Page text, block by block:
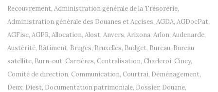
Recouvrement, Administration générale de la Trésorerie,
Administration générale des Douanes et Accises, AGDA, AGDocPat,
AGFisc, AGPR, Allocation, Alost, Anvers, Arizona, Arlon, Audenarde,
Austérité, Bâtiment, Bruges, Bruxelles, Budget, Bureau, Bureau
satellite, Burn-out, Carrières, Centralisation, Charleroi, Ciney,
Comité de direction, Communication, Courtrai, Déménagement,
Deux, Diest, Documentation patrimoniale, Dossier, Douane,